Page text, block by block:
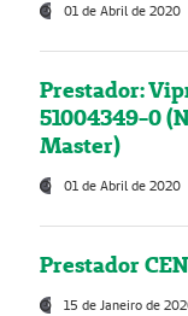
01 de Abril de 2020
Prestador:
51004349-0
Master)
01 de Abril de 2020
Prestador
15 de Janeiro de